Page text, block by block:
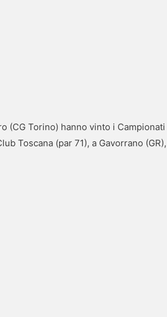
(CG Torino) hanno vinto i
Toscana (par 71), a Gavorrano